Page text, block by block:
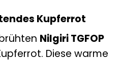
Kupferrot
Nilgiri TGFOP
Diese warme